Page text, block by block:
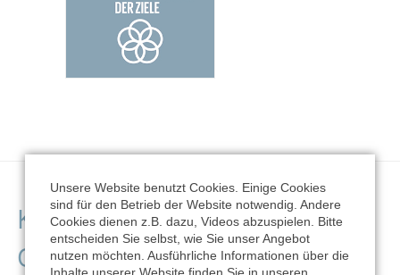
Kontaktdaten der
Organisation
Unsere Website benutzt Cookies. Einige Cookies
sind für den Betrieb der Website notwendig. Andere
Cookies dienen z.B. dazu, Videos abzuspielen. Bitte
entscheiden Sie selbst, wie Sie unser Angebot
nutzen möchten. Ausführliche Informationen über die